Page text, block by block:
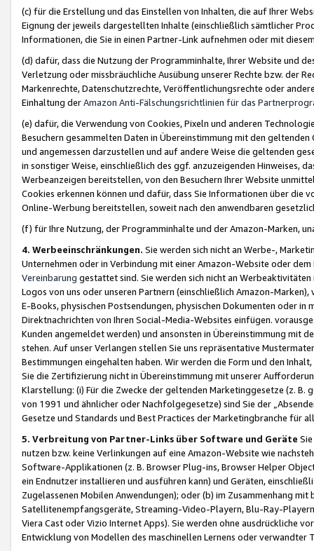
(c) für die Erstellung und das Einstellen von Inhalten, die auf Ihrer
Eignung der jeweils dargestellten Inhalte (einschließlich sämtlicher
Informationen, die Sie in einen Partner-Link aufnehmen oder mit
(d) dafür, dass die Nutzung der Programminhalte, Ihrer Website und
Verletzung oder missbräuchliche Ausübung unserer Rechte bzw. der
Markenrechte, Datenschutzrechte, Veröffentlichungsrechte oder
Einhaltung derAmazon Anti-Fälschungsrichtlinien für das
(e) dafür, die Verwendung von Cookies, Pixeln und anderen
Besuchern gesammelten Daten in Übereinstimmung mit den
und angemessen darzustellen und auf andere Weise die geltenden
in sonstiger Weise, einschließlich des ggf. anzuzeigenden Hinweises,
Werbeanzeigen bereitstellen, von den Besuchern Ihrer Website
Cookies erkennen können und dafür, dass Sie Informationen über die
Online-Werbung bereitstellen, soweit nach den anwendbaren
(f) für Ihre Nutzung, der Programminhalte und der Amazon-Marken,
4. Werbeeinschränkungen. Sie werden sich nicht an Werbe-,
Unternehmen oder in Verbindung mit einer Amazon-Website oder
Vereinbarung gestattet sind. Sie werden sich nicht an
Logos von uns oder unseren Partnern (einschließlich Amazon-
E-Books, physischen Postsendungen, physischen Dokumenten oder in
Direktnachrichten von Ihren Social-Media-Websites einfügen.
Kunden angemeldet werden) und ansonsten in Übereinstimmung mit
stehen. Auf unser Verlangen stellen Sie uns repräsentative
Bestimmungen eingehalten haben. Wir werden die Form und den
Sie die Zertifizierung nicht in Übereinstimmung mit unserer
Klarstellung: (i) Für die Zwecke der geltenden Marketinggesetze (z. B.
von 1991 und ähnlicher oder Nachfolgegesetze) sind Sie der
Gesetze und Standards und Best Practices der Marketingbranche für
5. Verbreitung von Partner-Links über Software und Geräte
nutzen bzw. keine Verlinkungen auf eine Amazon-Website wie
Software-Applikationen (z. B. Browser Plug-ins, Browser Helper
ein Endnutzer installieren und ausführen kann) und Geräten,
Zugelassenen Mobilen Anwendungen); oder (b) im Zusammenhang
Satellitenempfangsgeräte, Streaming-Video-Playern, Blu-Ray-
Viera Cast oder Vizio Internet Apps). Sie werden ohne ausdrückliche
Entwicklung von Modellen des maschinellen Lernens oder